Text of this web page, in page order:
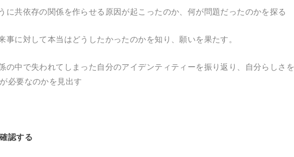
に共依存の関係を作らせる原因が起こったのか、何が問題だったのかを探る
に対して本当はどうしたかったのかを知り、願いを果たす。
の中で失われてしまった自分のアイデンティティーを振り返り、自分らしさを
必要なのかを見出す
認する